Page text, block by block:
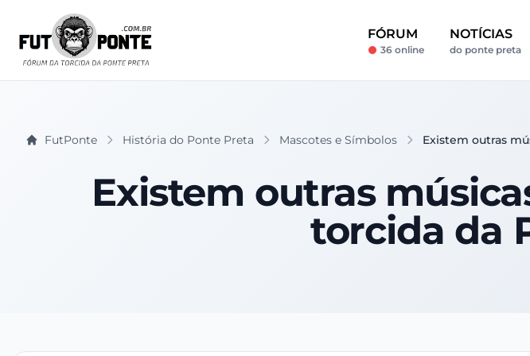
FÓRUM
36 online
NOTÍCIAS
do ponte preta
FutPonte História do Ponte Preta Mascotes e Símbolos Existem outras
Existem outras
torcida da